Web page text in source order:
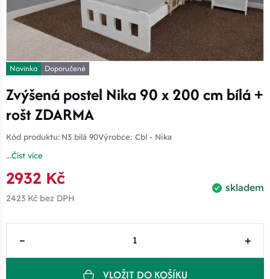
Novinka Doporučené
Zvýšená postel Nika 90 x 200 cm bílá +
rošt ZDARMA
Kód produktu: N3 bílá 90Výrobce: Cbl - Nika
...Číst více
skladem
2932 Kč
2423 Kč bez DPH
– +
VLOŽIT DO KOŠÍKU